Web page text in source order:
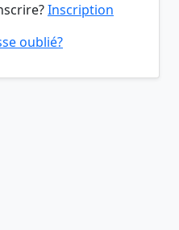
Inscription
oublié?